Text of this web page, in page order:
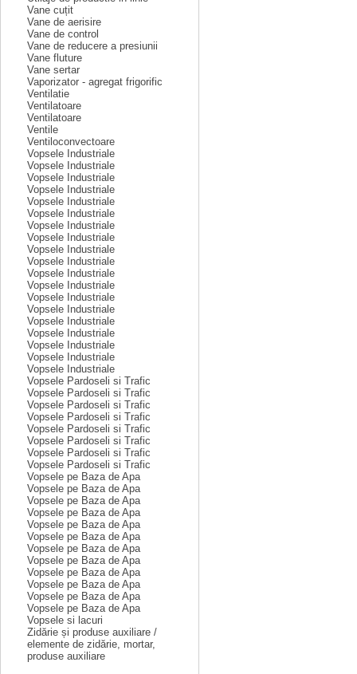
Vane cuțit
Vane de aerisire
Vane de control
Vane de reducere a presiunii
Vane fluture
Vane sertar
Vaporizator - agregat frigorific
Ventilatie
Ventilatoare
Ventilatoare
Ventile
Ventiloconvectoare
Vopsele Industriale
Vopsele Industriale
Vopsele Industriale
Vopsele Industriale
Vopsele Industriale
Vopsele Industriale
Vopsele Industriale
Vopsele Industriale
Vopsele Industriale
Vopsele Industriale
Vopsele Industriale
Vopsele Industriale
Vopsele Industriale
Vopsele Industriale
Vopsele Industriale
Vopsele Industriale
Vopsele Industriale
Vopsele Industriale
Vopsele Industriale
Vopsele Pardoseli si Trafic
Vopsele Pardoseli si Trafic
Vopsele Pardoseli si Trafic
Vopsele Pardoseli si Trafic
Vopsele Pardoseli si Trafic
Vopsele Pardoseli si Trafic
Vopsele Pardoseli si Trafic
Vopsele Pardoseli si Trafic
Vopsele pe Baza de Apa
Vopsele pe Baza de Apa
Vopsele pe Baza de Apa
Vopsele pe Baza de Apa
Vopsele pe Baza de Apa
Vopsele pe Baza de Apa
Vopsele pe Baza de Apa
Vopsele pe Baza de Apa
Vopsele pe Baza de Apa
Vopsele pe Baza de Apa
Vopsele pe Baza de Apa
Vopsele pe Baza de Apa
Vopsele si lacuri
Zidărie și produse auxiliare /
elemente de zidărie, mortar,
produse auxiliare